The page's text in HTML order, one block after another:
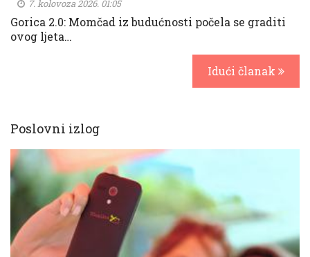
7. kolovoza 2026. 01:05
Gorica 2.0: Momčad iz budućnosti počela se graditi
ovog ljeta…
Idući članak
Poslovni izlog